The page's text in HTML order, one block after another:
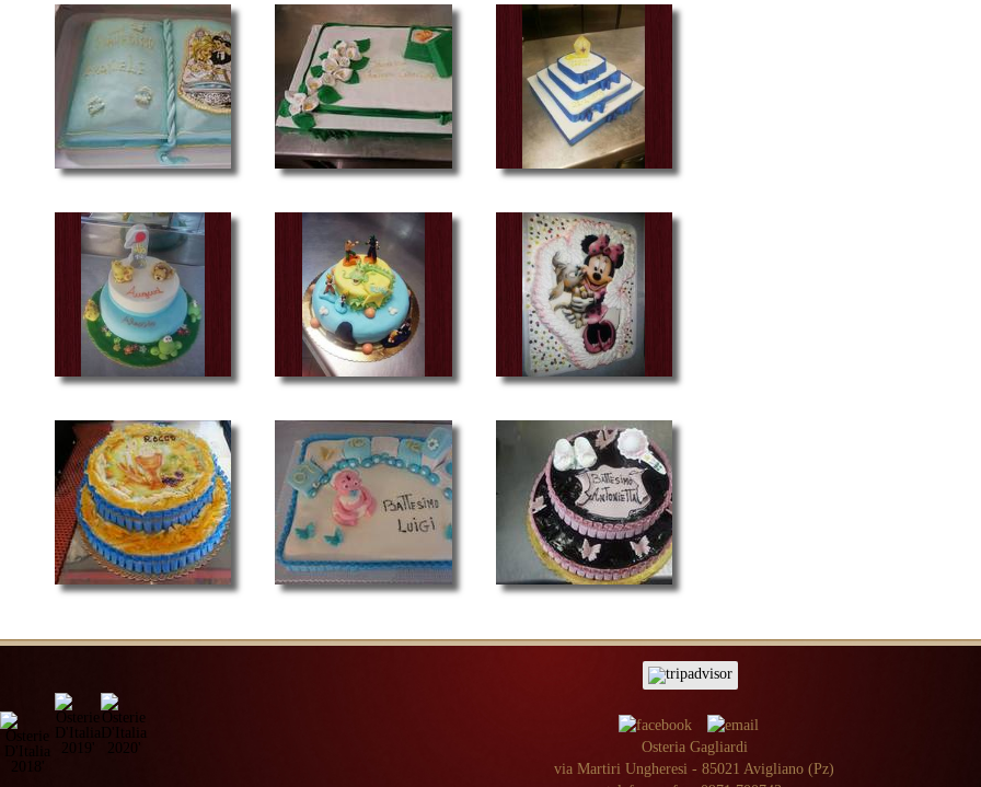
Osteria Gagliardi
via Martiri Ungheresi - 85021 Avigliano (Pz)